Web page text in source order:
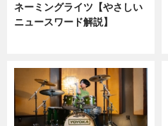
ネーミングライツ【やさしい
ニュースワード解説】